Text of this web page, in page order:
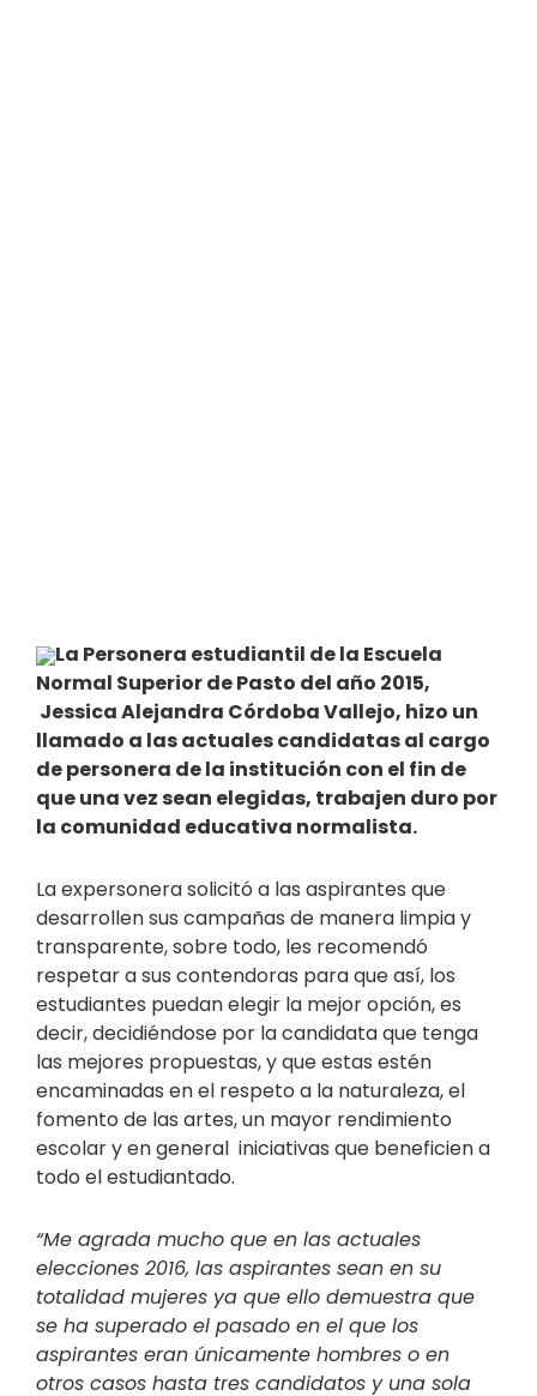
La Personera estudiantil de la Escuela
Normal Superior de Pasto del año 2015,
Jessica Alejandra Córdoba Vallejo, hizo un
llamado a las actuales candidatas al cargo
de personera de la institución con el fin de
que una vez sean elegidas, trabajen duro por
la comunidad educativa normalista.
La expersonera solicitó a las aspirantes que
desarrollen sus campañas de manera limpia y
transparente, sobre todo, les recomendó
respetar a sus contendoras para que así, los
estudiantes puedan elegir la mejor opción, es
decir, decidiéndose por la candidata que tenga
las mejores propuestas, y que estas estén
encaminadas en el respeto a la naturaleza, el
fomento de las artes, un mayor rendimiento
escolar y en general iniciativas que beneficien a
todo el estudiantado.
“Me agrada mucho que en las actuales
elecciones 2016, las aspirantes sean en su
totalidad mujeres ya que ello demuestra que
se ha superado el pasado en el que los
aspirantes eran únicamente hombres o en
otros casos hasta tres candidatos y una sola